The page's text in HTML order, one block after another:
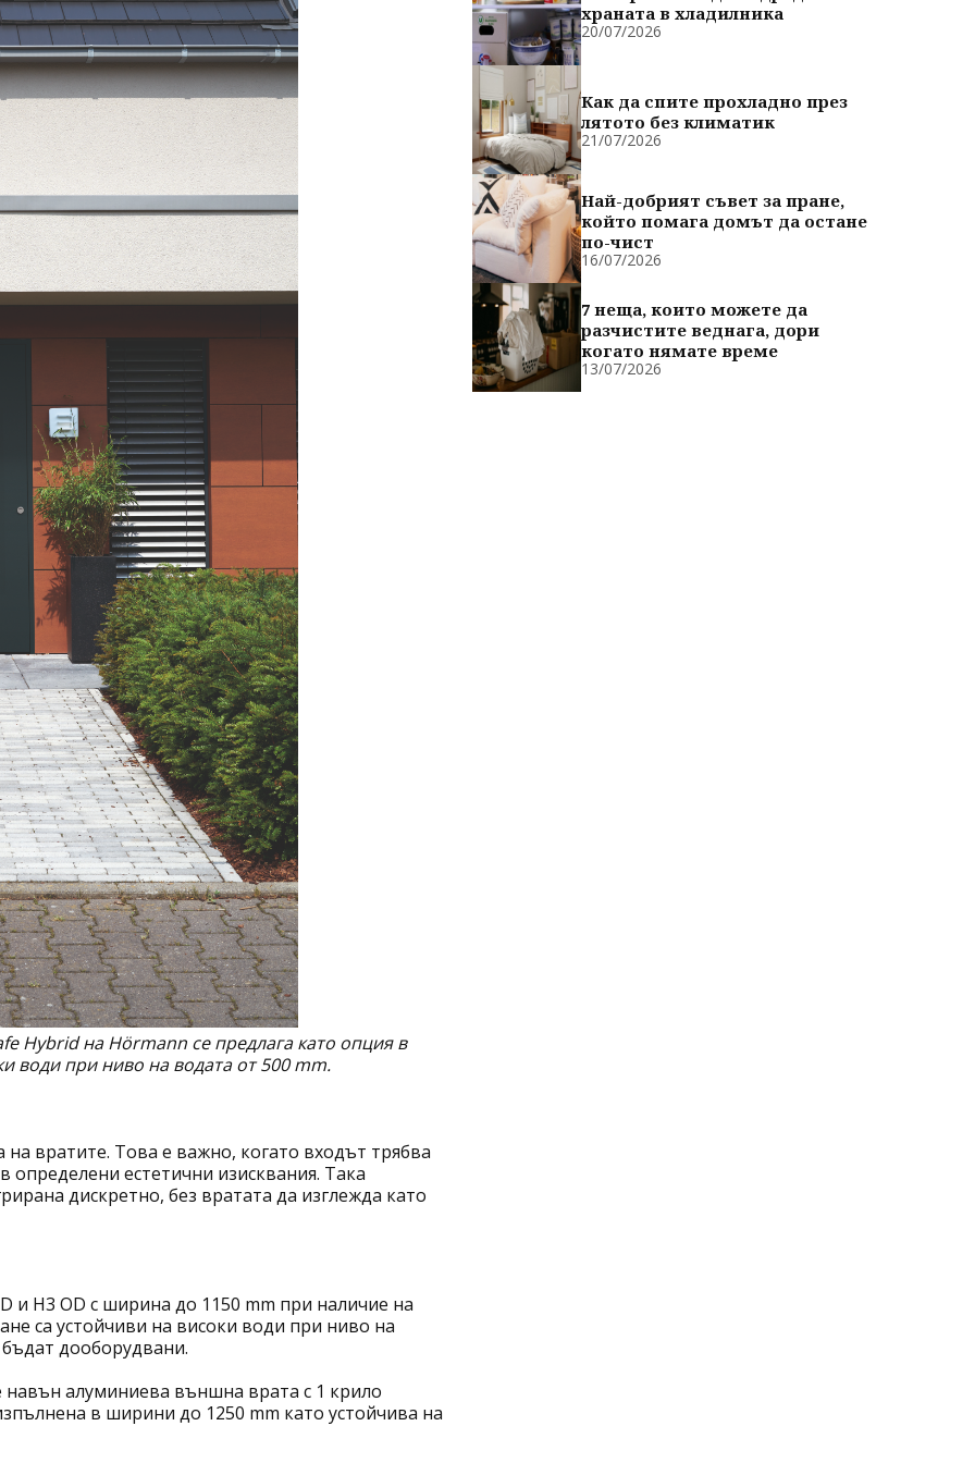
Hybrid на Hörmann се предлага като опция в
води при ниво на водата от 500 mm.
вратите. Това е важно, когато входът трябва
определени естетични изисквания. Така
дискретно, без вратата да изглежда като
и H3 OD с ширина до 1150 mm при наличие на
са устойчиви на високи води при ниво на
дооборудвани.
алуминиева външна врата с 1 крило
в ширини до 1250 mm като устойчива на
храната в хладилника
20/07/2026
Как да спите прохладно през
лятото без климатик
21/07/2026
Най-добрият съвет за пране,
който помага домът да остане
по-чист
16/07/2026
7 неща, които можете да
разчистите веднага, дори
когато нямате време
13/07/2026